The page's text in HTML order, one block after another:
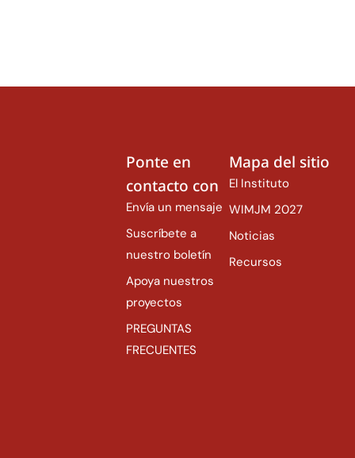
Ponte en
contacto con
Envía un mensaje
Suscríbete a
nuestro boletín
Apoya nuestros
proyectos
PREGUNTAS
FRECUENTES
Mapa del sitio
El Instituto
WIMJM 2027
Noticias
Recursos